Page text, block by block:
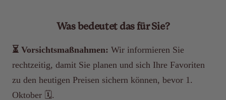
Was bedeutet das für Sie?
⏳ Vorsichtsmaßnahmen: Wir informieren Sie
rechtzeitig, damit Sie planen und sich Ihre Favoriten
zu den heutigen Preisen sichern können, bevor 1.
Oktober 🗓️.